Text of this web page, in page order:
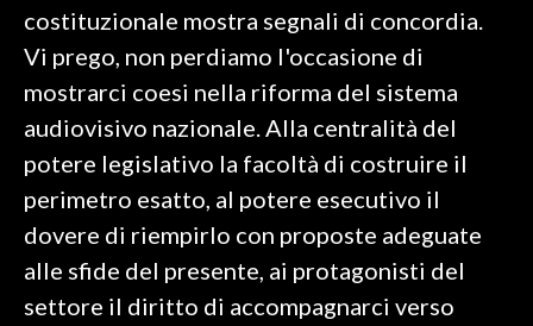
CULTURA
SPETTACOLI
GOSSIP
SALUTE
SARDEGNA TURISMO
SARDI NEL MONDO
costituzionale mostra segnali di concordia.
Vi prego, non perdiamo l'occasione di
mostrarci coesi nella riforma del sistema
audiovisivo nazionale. Alla centralità del
potere legislativo la facoltà di costruire il
perimetro esatto, al potere esecutivo il
dovere di riempirlo con proposte adeguate
alle sfide del presente, ai protagonisti del
settore il diritto di accompagnarci verso